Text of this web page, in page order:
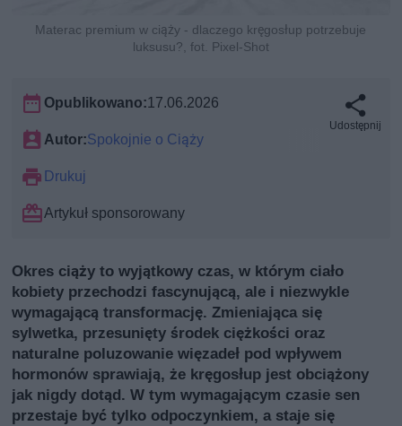
Materac premium w ciąży - dlaczego kręgosłup potrzebuje
luksusu?, fot. Pixel-Shot
Opublikowano:17.06.2026
Autor:Spokojnie o Ciąży
Drukuj
Artykuł sponsorowany
Udostępnij
Okres ciąży to wyjątkowy czas, w którym ciało
kobiety przechodzi fascynującą, ale i niezwykle
wymagającą transformację. Zmieniająca się
sylwetka, przesunięty środek ciężkości oraz
naturalne poluzowanie więzadeł pod wpływem
hormonów sprawiają, że kręgosłup jest obciążony
jak nigdy dotąd. W tym wymagającym czasie sen
przestaje być tylko odpoczynkiem, a staje się